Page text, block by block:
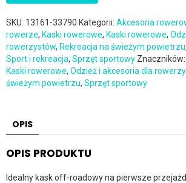
SKU: 13161-33790 Kategorii: Akcesoria
rowerze, Kaski rowerowe, Kaski rowerowe,
rowerzystów, Rekreacja na świeżym powietrzu,
Sport i rekreacja, Sprzęt sportowy Znaczników:
Kaski rowerowe, Odzież i akcesoria dla
świeżym powietrzu, Sprzęt sportowy
OPIS
OPIS PRODUKTU
Idealny kask off-roadowy na pierwsze